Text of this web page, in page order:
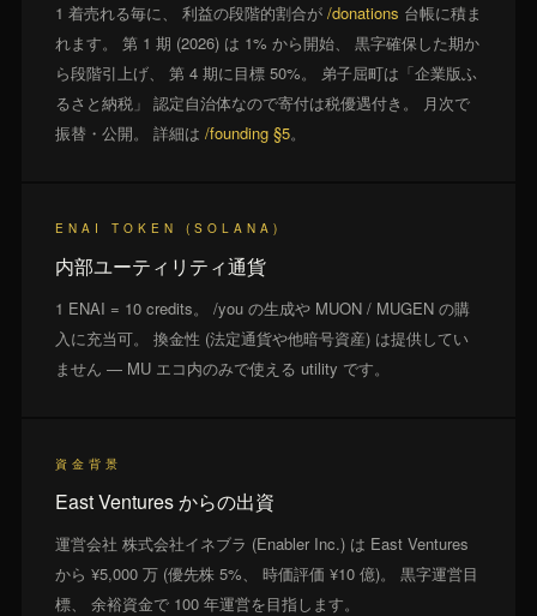
1 着売れる毎に、 利益の段階的割合が /donations 台帳に積ま
れます。 第 1 期 (2026) は 1% から開始、 黒字確保した期か
ら段階引上げ、 第 4 期に目標 50%。 弟子屈町は「企業版ふ
るさと納税」 認定自治体なので寄付は税優遇付き。 月次で
振替・公開。 詳細は /founding §5。
ENAI TOKEN (SOLANA)
内部ユーティリティ通貨
1 ENAI = 10 credits。 /you の生成や MUON / MUGEN の購
入に充当可。 換金性 (法定通貨や他暗号資産) は提供してい
ません — MU エコ内のみで使える utility です。
資金背景
East Ventures からの出資
運営会社 株式会社イネブラ (Enabler Inc.) は East Ventures
から ¥5,000 万 (優先株 5%、 時価評価 ¥10 億)。 黒字運営目
標、 余裕資金で 100 年運営を目指します。